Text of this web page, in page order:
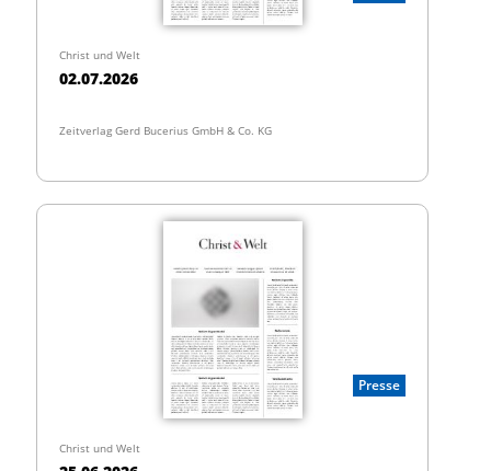
Christ und Welt
02.07.2026
Zeitverlag Gerd Bucerius GmbH & Co. KG
Presse
Christ und Welt